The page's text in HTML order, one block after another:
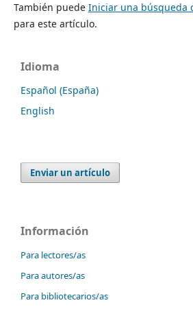
También puede Iniciar una búsqueda
para este artículo.
Idioma
Español (España)
English
Enviar un artículo
Información
Para lectores/as
Para autores/as
Para bibliotecarios/as